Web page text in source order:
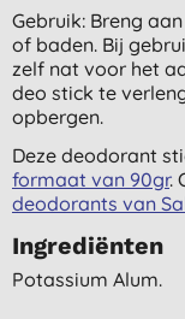
Gebruik: Breng
of baden. Bij
zelf nat voor het
deo stick te
opbergen.
Deze deodorant
formaat van 90gr.
deodorants van
Ingrediënten
Potassium Alum.